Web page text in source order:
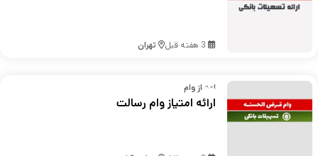
3 هفته قبل تهران
امتیاز وام
ارائه امتیاز وام رسالت